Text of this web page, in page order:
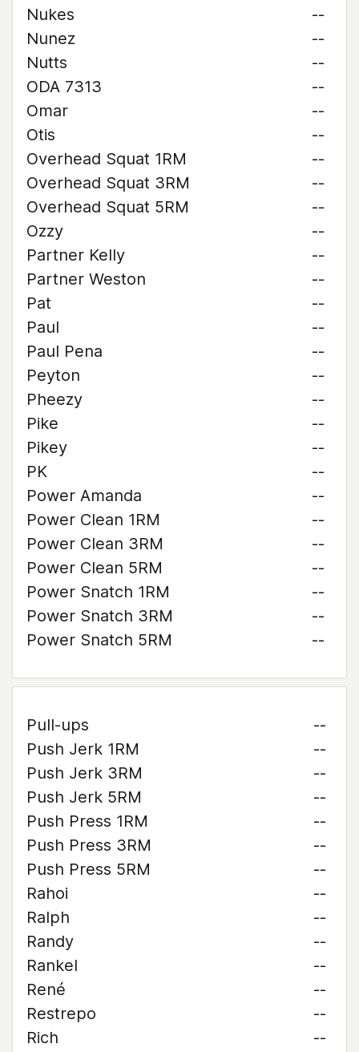
Nukes
--
Nunez
--
Nutts
--
ODA 7313
--
Omar
--
Otis
--
Overhead Squat 1RM
--
Overhead Squat 3RM
--
Overhead Squat 5RM
--
Ozzy
--
Partner Kelly
--
Partner Weston
--
Pat
--
Paul
--
Paul Pena
--
Peyton
--
Pheezy
--
Pike
--
Pikey
--
PK
--
Power Amanda
--
Power Clean 1RM
--
Power Clean 3RM
--
Power Clean 5RM
--
Power Snatch 1RM
--
Power Snatch 3RM
--
Power Snatch 5RM
--
Pull-ups
--
Push Jerk 1RM
--
Push Jerk 3RM
--
Push Jerk 5RM
--
Push Press 1RM
--
Push Press 3RM
--
Push Press 5RM
--
Rahoi
--
Ralph
--
Randy
--
Rankel
--
René
--
Restrepo
--
Rich
--